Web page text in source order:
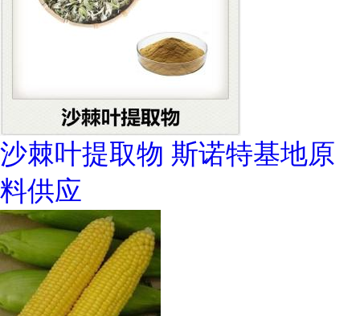
沙棘叶提取物 斯诺特基地原
料供应